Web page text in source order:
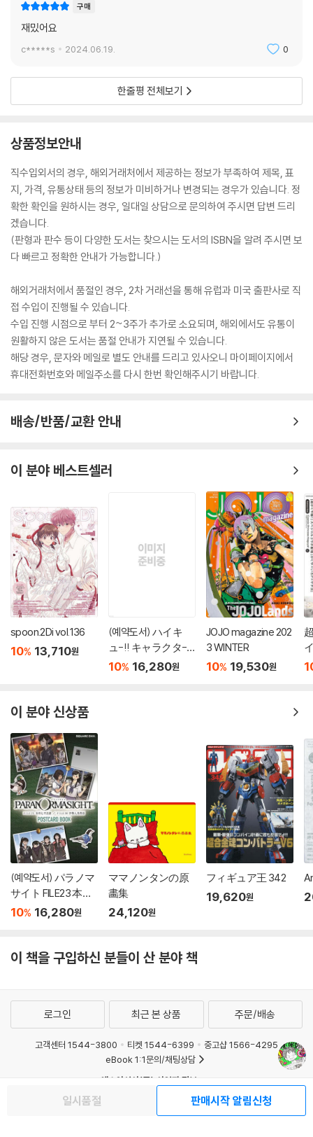
구매
재밌어요
c*****s 2024.06.19. 0
한줄평 전체보기
상품정보안내
직수입외서의 경우, 해외거래처에서 제공하는 정보가 부족하여 제목, 표
지, 가격, 유통상태 등의 정보가 미비하거나 변경되는 경우가 있습니다. 정
확한 확인을 원하시는 경우, 일대일 상담으로 문의하여 주시면 답변 드리
겠습니다.
(판형과 판수 등이 다양한 도서는 찾으시는 도서의 ISBN을 알려 주시면 보
다 빠르고 정확한 안내가 가능합니다.)
해외거래처에서 품절인 경우, 2차 거래선을 통해 유럽과 미국 출판사로 직
접 수입이 진행될 수 있습니다.
수입 진행 시점으로 부터 2~3주가 추가로 소요되며, 해외에서도 유통이
원활하지 않은 도서는 품절 안내가 지연될 수 있습니다.
해당 경우, 문자와 메일로 별도 안내를 드리고 있사오니 마이페이지에서
휴대전화번호와 메일주소를 다시 한번 확인해주시기 바랍니다.
배송/반품/교환 안내
이 분야 베스트셀러
spoon.2Di vol.136
10% 13,710원
(예약도서) ハイキ
ュ-!! キャラクタ-
リミックス 絆
10% 16,280원
JOJO magazine 202
3 WINTER
10% 19,530원
이 분야 신상품
(예약도서) パラノマ
サイト FILE23 本所
七不思議/FILE38 伊
10% 16,280원
ママノンタンの原
畵集
24,120원
フィギュア王 342
19,620원
이 책을 구입하신 분들이 산 분야 책
일시품절 판매시작 알림신청
로그인 최근 본 상품 주문/배송
고객센터 1544-3800 티켓 1544-6399
중고샵 1566-4295
eBook 1:1문의/채팅상담
예스이십사(주) 사업자 정보
이용약관
청소년보호정책
회사소개
거래처관계자께